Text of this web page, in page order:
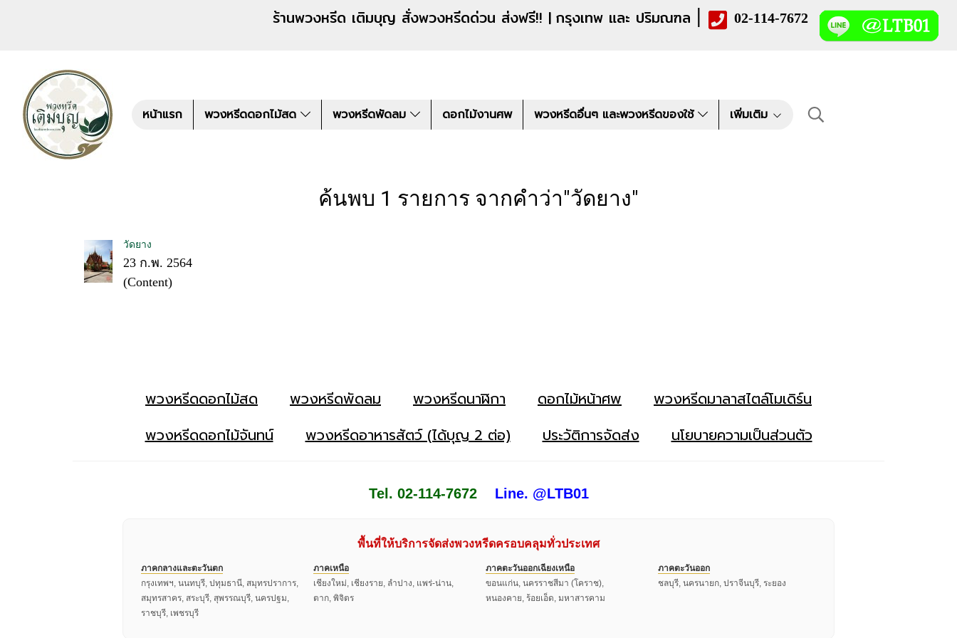
ร้านพวงหรีด เติมบุญ สั่งพวงหรีดด่วน ส่งฟรี!! | กรุงเทพ และ ปริมณฑล | 02-114-7672
หน้าแรก พวงหรีดดอกไม้สด พวงหรีดพัดลม ดอกไม้งานศพ พวงหรีดอื่นๆ และพวงหรีดของใช้ เพิ่มเติม
ค้นพบ 1 รายการ จากคำว่า"วัดยาง"
วัดยาง
23 ก.พ. 2564
(Content)
พวงหรีดดอกไม้สด พวงหรีดพัดลม พวงหรีดนาฬิกา ดอกไม้หน้าศพ
พวงหรีดมาลาสไตล์โมเดิร์น
พวงหรีดดอกไม้จันทน์
พวงหรีดอาหารสัตว์ (ได้บุญ 2 ต่อ) ประวัติการจัดส่ง นโยบายความเป็นส่วนตัว
Tel. 02-114-7672 Line. @LTB01
พื้นที่ให้บริการจัดส่งพวงหรีดครอบคลุมทั่วประเทศ
ภาคกลางและตะวันตก
กรุงเทพฯ, นนทบุรี, ปทุมธานี, สมุทรปราการ,
สมุทรสาคร, สระบุรี, สุพรรณบุรี, นครปฐม,
ราชบุรี, เพชรบุรี
ภาคเหนือ
เชียงใหม่, เชียงราย, ลำปาง, แพร่-น่าน,
ตาก, พิจิตร
ภาคตะวันออกเฉียงเหนือ
ขอนแก่น, นครราชสีมา (โคราช),
หนองคาย, ร้อยเอ็ด, มหาสารคาม
ภาคตะวันออก
ชลบุรี, นครนายก, ปราจีนบุรี, ระยอง